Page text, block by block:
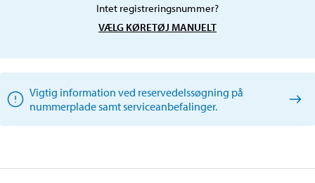
Intet registreringsnummer?
VÆLG KØRETØJ MANUELT
Vigtig information ved reservedelssøgning på
nummerplade samt serviceanbefalinger.